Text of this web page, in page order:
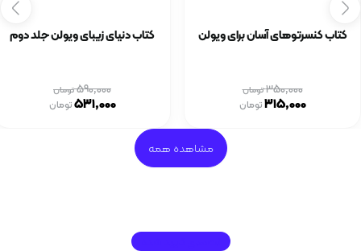
کتاب کنسرتوهای آسان برای ویولن
350,000تومان
315,000تومان
کتاب دنیای زیبای ویولن جلد دوم
590,000تومان
531,000تومان
مشاهده همه